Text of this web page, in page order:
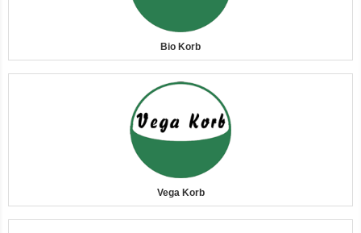
Ente, Reis und Karotten 400g BioPur Bio Hundefutter
Bio Korb
Vega Korb